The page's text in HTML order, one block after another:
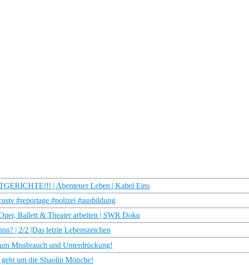
| Abenteuer Leben | Kabel Eins
#reportage #polizei #ausbildung
Ballett & Theater arbeiten | SWR Doku
| 2/2 |Das letzte Lebenszeichen
Missbrauch und Unterdrückung!
um die Shaolin Mönche!